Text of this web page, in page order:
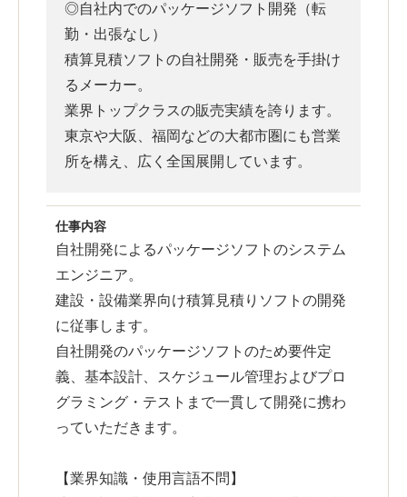
◎自社内でのパッケージソフト開発（転
勤・出張なし）
積算見積ソフトの自社開発・販売を手掛け
るメーカー。
業界トップクラスの販売実績を誇ります。
東京や大阪、福岡などの大都市圏にも営業
所を構え、広く全国展開しています。
仕事内容
自社開発によるパッケージソフトのシステム
エンジニア。
建設・設備業界向け積算見積りソフトの開発
に従事します。
自社開発のパッケージソフトのため要件定
義、基本設計、スケジュール管理およびプロ
グラミング・テストまで一貫して開発に携わ
っていただきます。
【業界知識・使用言語不問】